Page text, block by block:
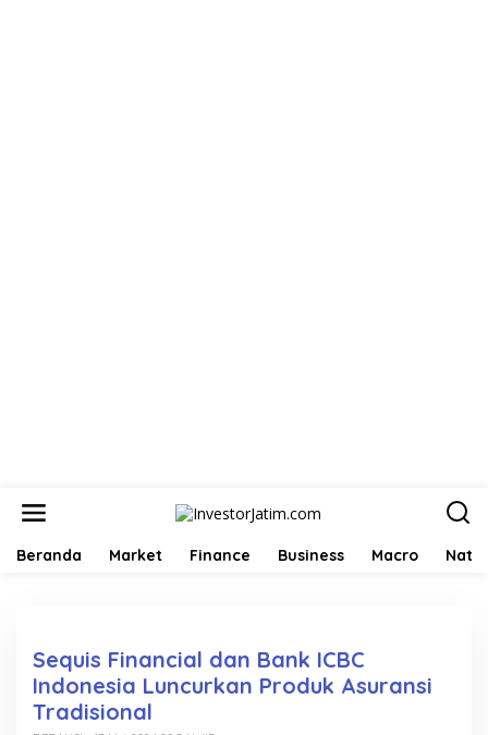
Beranda Market Finance Business Macro
Sequis Financial dan Bank ICBC
Indonesia Luncurkan Produk Asuransi
Tradisional